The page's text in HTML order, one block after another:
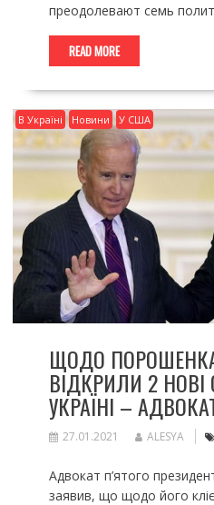
преодолевают семь
READ MORE
В Україні Новини У США
ЩОДО
ВІДКРИЛИ 2
УКРАЇНІ –
27.01.2021 ALESYA
Адвокат п’ятого
заявив, що щодо його